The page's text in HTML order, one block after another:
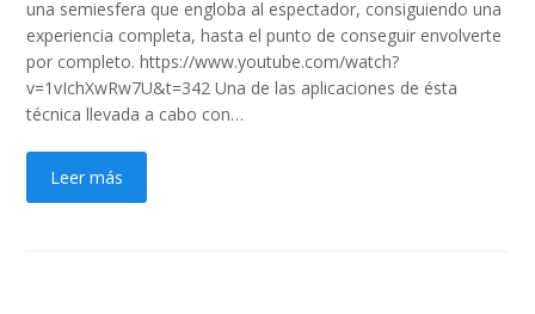
una semiesfera que engloba al espectador, consiguiendo una
experiencia completa, hasta el punto de conseguir envolverte
por completo. https://www.youtube.com/watch?
v=1vIchXwRw7U&t=342 Una de las aplicaciones de ésta
técnica llevada a cabo con…
Leer más